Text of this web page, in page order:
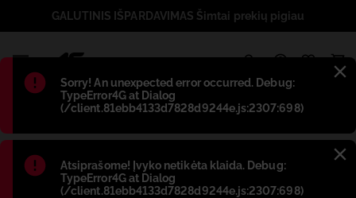
Błąd:
Sorry! An unexpected error occurred. Debug:
TypeError4G at Dialog
(/client.81ebb4133d7828d9244e.js:2307:698)
Błąd:
Atsiprašome! Įvyko netikėta klaida. Debug:
TypeError4G at Dialog
(/client.81ebb4133d7828d9244e.js:2307:698)
GALUTINIS IŠPARDAVIMAS Šimtai prekių pigiau